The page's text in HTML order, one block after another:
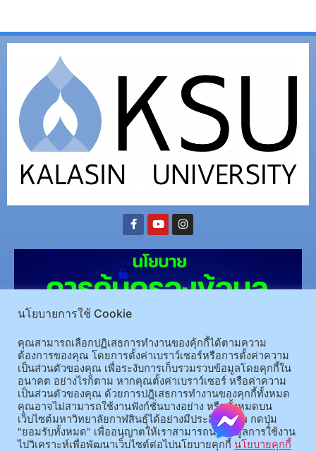
(อ.นามน)13 หมู่ 14 ต.สงเปลือย อ.นามน จ.กาฬสินธุ์ 46230โทรศัพท์ : 043-602-055 โทรสาร :
043-602-044
(อ.เมือง)62/1 ถ.เกษตรสมบูรณ์ ต.กาฬสินธุ์ อ.เมือง จ.กาฬสินธุ์ 46000โทรศัพท์ 043-811128 08-
64584360 โทรสาร 043-813070
นโยบายการใช้ Cookie
คุณสามารถเลือกปฏิเสธการทำงานของคุ้กกี้ได้ตามความ
ต้องการของคุณ โดยการตั้งค่าเบราว์เซอร์หรือการตั้งค่าความ
เป็นส่วนตัวของคุณ เพื่อระงับการเก็บรวมรวบข้อมูลโดยคุกกี้ใน
อนาคต อย่างไรก็ตาม หากคุณตั้งค่าเบราว์เซอร์ หรือค่าความ
เป็นส่วนตัวของคุณ ด้วยการปฎิเสธการทำงานของคุกกี้ทั้งหมด
คุณอาจไม่สามารถใช้งานฟังก์ชั่นบางอย่าง หรือทั้งหมดบน
เว็บไซต์มหาวิทยาลัยกาฬสินธุ์ได้อย่างมีประสิทธิภาพ กดปุ่ม
"ยอมรับทั้งหมด" เพื่ออนุญาตให้เราสามารถนำข้อมูลการใช้งาน
ไปวิเคราะห์เพื่อพัฒนาเว็บไซต์ต่อไปนโยบายคุกกี้ นโยบายคุกกี้